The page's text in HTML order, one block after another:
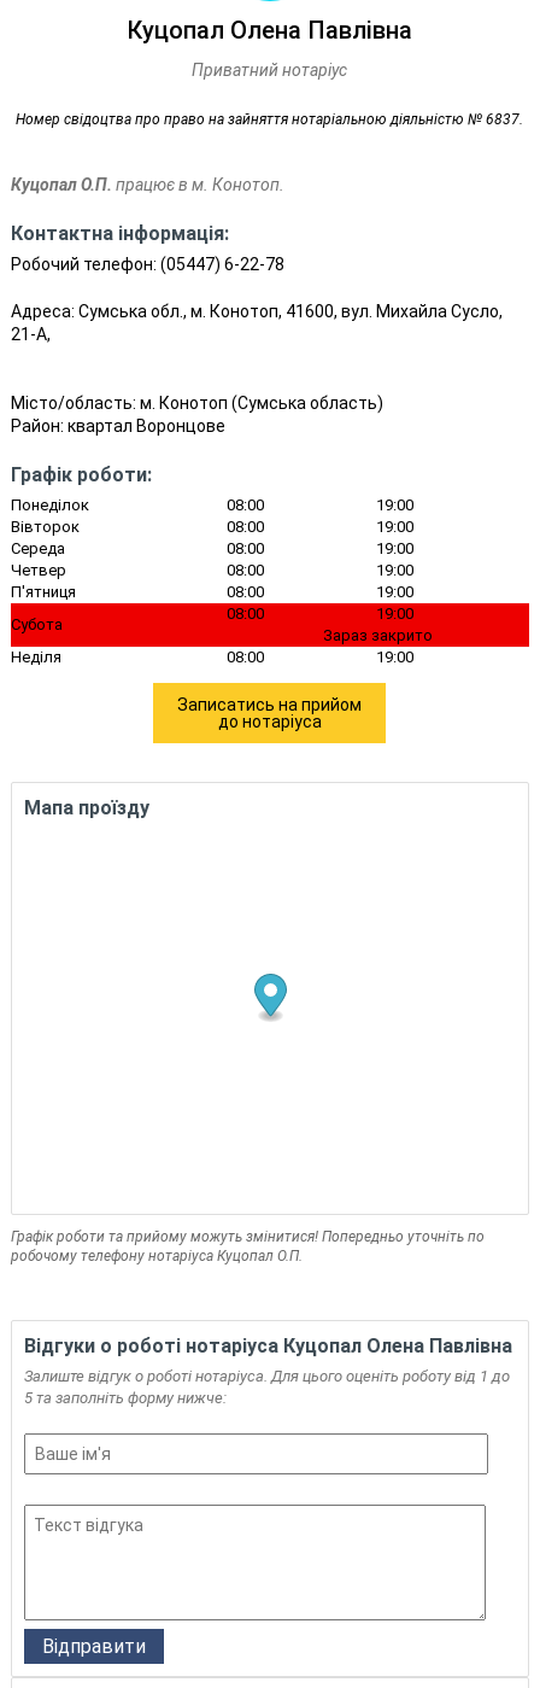
Куцопал Олена Павлівна
Приватний нотаріус
Номер свідоцтва про право на зайняття нотаріальною діяльністю № 6837.
Куцопал О.П. працює в м. Конотоп.
Контактна інформація:
Робочий телефон: (05447) 6-22-78
Адреса: Сумська обл., м. Конотоп, 41600, вул. Михайла Сусло,
21-А,
Місто/область: м. Конотоп (Сумська область)
Район: квартал Воронцове
Графік роботи:
Понеділок 08:00
19:00
Вівторок
08:00
19:00
Середа
08:00
19:00
Четвер
08:00
19:00
П'ятниця
08:00
19:00
Субота
08:00
19:00
Зараз закрито
Неділя
08:00 19:00
Записатись на прийом
до нотаріуса
Мапа проїзду
Графік роботи та прийому можуть змінитися! Попередньо уточніть по
робочому телефону нотаріуса Куцопал О.П.
Відгуки о роботі нотаріуса Куцопал Олена Павлівна
Залиште відгук о роботі нотаріуса. Для цього оценіть роботу від 1 до
5 та заполніть форму нижче: